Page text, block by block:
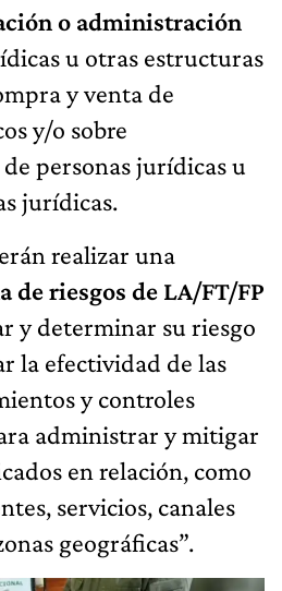
o administración
u otras estructuras
y venta de
y/o sobre
personas jurídicas u
jurídicas.
realizar una
de riesgos de LA/FT/FP
y determinar su riesgo
la efectividad de las
y controles
administrar y mitigar
en relación, como
servicios, canales
geográficas”.